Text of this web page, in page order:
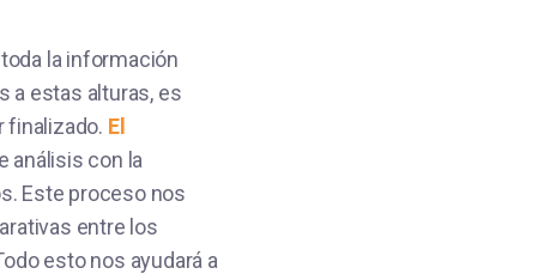
la información
a estas alturas, es
finalizado. El
análisis con la
Este proceso nos
entre los
esto nos ayudará a